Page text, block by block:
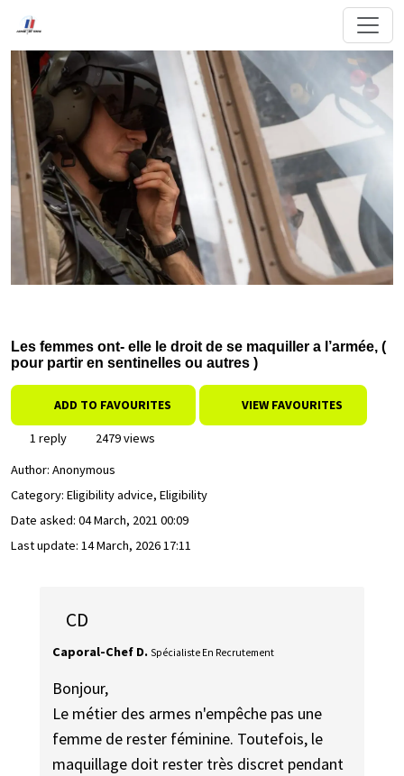
Les femmes ont- elle le droit de se maquiller a l’armée, (
pour partir en sentinelles ou autres )
ADD TO FAVOURITES VIEW FAVOURITES
1 reply
2479 views
Author: Anonymous
Category: Eligibility advice, Eligibility
Date asked: 04 March, 2021 00:09
Last update: 14 March, 2026 17:11
CD
Caporal-Chef D. Spécialiste En Recrutement
Bonjour,
Le métier des armes n'empêche pas une
femme de rester féminine. Toutefois, le
maquillage doit rester très discret pendant